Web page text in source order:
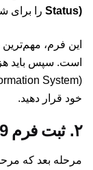
Status) را برای
این فرم،
خود قرار دهید.
۲. ثبت فرم I-539 (درخواست تغییر وضعیت):
مرحله بعد که